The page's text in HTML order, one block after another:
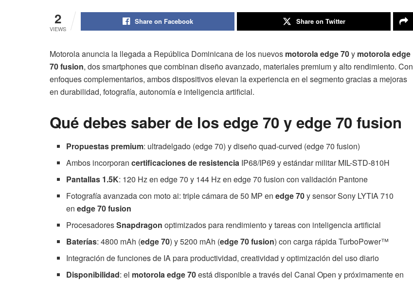
2
VIEWS
Share on Facebook Share on Twitter
Motorola anuncia la llegada a República Dominicana de los nuevos motorola edge 70y motorola edge
70 fusion, dos smartphones que combinan diseño avanzado, materiales premium y alto rendimiento. Con
enfoques complementarios, ambos dispositivos elevan la experiencia en el segmento gracias a mejoras
en durabilidad, fotografía, autonomía e inteligencia artificial.
Qué debes saber de los edge 70 y edge 70 fusion
Propuestas premium: ultradelgado (edge 70) y diseño quad-curved (edge 70 fusion)
Ambos incorporancertificaciones de resistencia IP68/IP69 y estándar militar MIL-STD-810H
Pantallas 1.5K: 120 Hz en edge 70 y 144 Hz en edge 70 fusion con validación Pantone
Fotografía avanzada con moto ai: triple cámara de 50 MP enedge 70y sensor Sony LYTIA 710
enedge 70 fusion
ProcesadoresSnapdragon optimizados para rendimiento y tareas con inteligencia artificial
Baterías: 4800 mAh (edge 70) y 5200 mAh (edge 70 fusion) con carga rápida TurboPower™
Integración de funciones de IA para productividad, creatividad y optimización del uso diario
Disponibilidad: el motorola edge 70está disponible a través del Canal Open y próximamente en